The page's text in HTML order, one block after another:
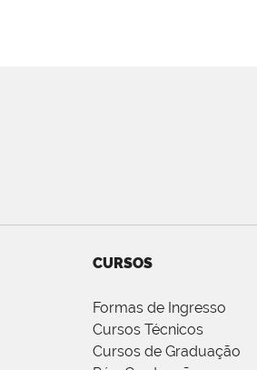
CURSOS
Formas de Ingresso
Cursos Técnicos
Cursos de Graduação